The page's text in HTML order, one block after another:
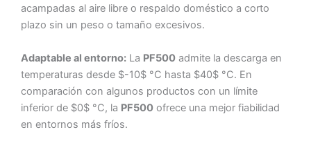
acampadas al aire libre o respaldo doméstico a corto
plazo sin un peso o tamaño excesivos.
Adaptable al entorno: La PF500 admite la descarga en
temperaturas desde $-10$ °C hasta $40$ °C. En
comparación con algunos productos con un límite
inferior de $0$ °C, la PF500 ofrece una mejor fiabilidad
en entornos más fríos.